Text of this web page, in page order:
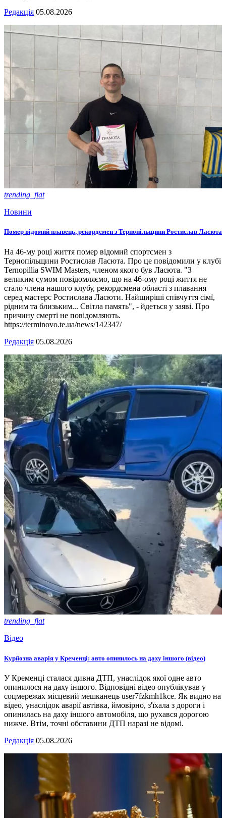
Редакція 05.08.2026
trending_flat
Новини
Помер відомий плавець, рекордсмен з Тернопільщини Ростислав Ласюта
На 46-му році життя помер відомий спортсмен з
Тернопільщини Ростислав Ласюта. Про це повідомили у клубі
Ternopillia SWIM Masters, членом якого був Ласюта. "З
великим сумом повідомляємо, що на 46-ому році життя не
стало члена нашого клубу, рекордсмена області з плавання
серед мастерс Ростислава Ласюти. Найщиріші співчуття сімї,
рідним та близьким... Світла память", - йдеться у заяві. Про
причину смерті не повідомляють.
https://terminovo.te.ua/news/142347/
Редакція 05.08.2026
trending_flat
Відео
Курйозна аварія у Кременці: авто опинилось на даху іншого (відео)
У Кременці сталася дивна ДТП, унаслідок якої одне авто
опинилося на даху іншого. Відповідні відео опублікував у
соцмережах місцевий мешканець user7fzkmh1kce. Як видно на
відео, унаслідок аварії автівка, ймовірно, з'їхала з дороги і
опинилась на даху іншого автомобіля, що рухався дорогою
нижче. Втім, точні обставини ДТП наразі не відомі.
Редакція 05.08.2026